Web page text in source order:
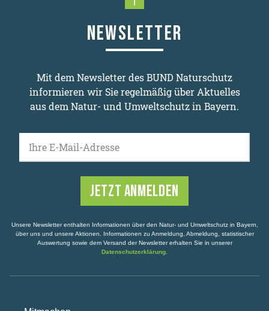
Nach oben scrollen
NEWSLETTER
Mit dem Newsletter des BUND Naturschutz
informieren wir Sie regelmäßig über Aktuelles
aus dem Natur- und Umweltschutz in Bayern.
Ihre E-Mail-Adresse
Unsere Newsletter enthalten Informationen über den Natur- und Umweltschutz in Bayern,
über uns und unsere Aktionen. Informationen zu Anmeldung, Abmeldung, statistischer
Auswertung sowie dem Versand der Newsletter erhalten Sie in unserer
Datenschutzerklärung